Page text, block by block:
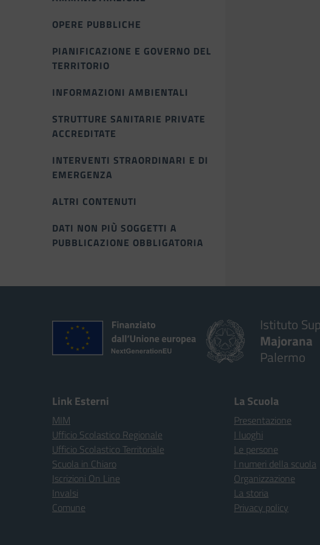
OPERE PUBBLICHE
PIANIFICAZIONE E GOVERNO DEL
TERRITORIO
INFORMAZIONI AMBIENTALI
STRUTTURE SANITARIE PRIVATE
ACCREDITATE
INTERVENTI STRAORDINARI E DI
EMERGENZA
ALTRI CONTENUTI
DATI NON PIÙ SOGGETTI A
PUBBLICAZIONE OBBLIGATORIA
Istituto
Majorana
Palermo
Link Esterni
MIM
Ufficio Scolastico Regionale
Ufficio Scolastico Territoriale
Scuola in Chiaro
Iscrizioni On Line
Invalsi
Comune
La Scuola
Presentazione
I luoghi
Le persone
I numeri della scuola
Organizzazione
La storia
Privacy policy